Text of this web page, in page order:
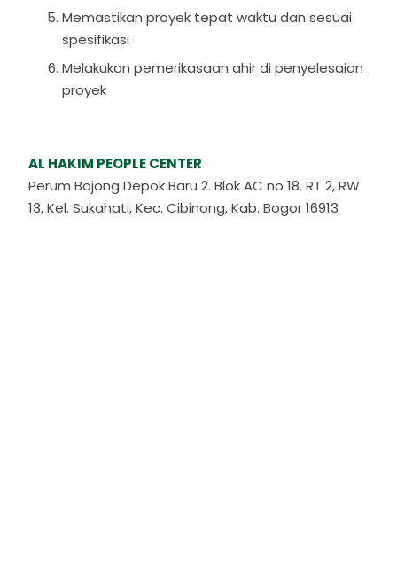
Memastikan proyek tepat waktu dan sesuai
spesifikasi
Melakukan pemerikasaan ahir di penyelesaian
proyek
AL HAKIM PEOPLE CENTER
Perum Bojong Depok Baru 2. Blok AC no 18. RT 2, RW
13, Kel. Sukahati, Kec. Cibinong, Kab. Bogor 16913